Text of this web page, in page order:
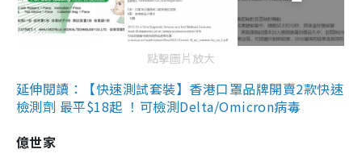
點擊圖片放大
延伸閱讀：【快速測試套裝】香港口罩品牌開賣2款快速
檢測劑 最平$18起 ！可檢測Delta/Omicron病毒
億世家